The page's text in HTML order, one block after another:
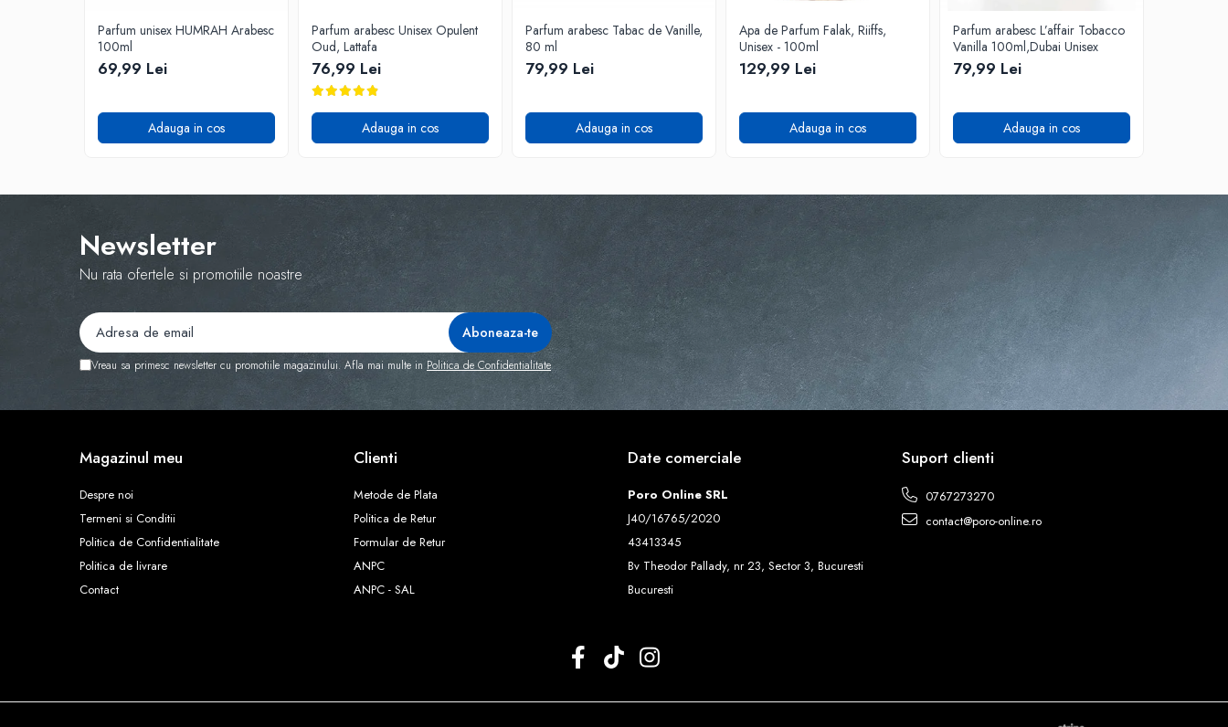
Parfum unisex HUMRAH Arabesc
100ml
69,99 Lei
Adauga in cos
Parfum arabesc Unisex Opulent
Oud, Lattafa
76,99 Lei
Adauga in cos
Parfum arabesc Tabac de Vanille,
80 ml
79,99 Lei
Adauga in cos
Apa de Parfum Falak, Riiffs,
Unisex - 100ml
129,99 Lei
Adauga in cos
Parfum arabesc L’affair Tobacco
Vanilla 100ml,Dubai Unisex
79,99 Lei
Adauga in cos
Newsletter
Nu rata ofertele si promotiile noastre
Vreau sa primesc newsletter cu promotiile magazinului. Afla mai multe in Politica de Confidentialitate
Magazinul meu
Despre noi
Termeni si Conditii
Politica de Confidentialitate
Politica de livrare
Contact
Clienti
Metode de Plata
Politica de Retur
Formular de Retur
ANPC
ANPC - SAL
Date comerciale
Poro Online SRL
J40/16765/2020
43413345
Bv Theodor Pallady, nr 23, Sector 3, Bucuresti
Bucuresti
Suport clienti
0767273270
contact@poro-online.ro